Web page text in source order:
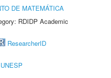
DE MATEMÁTICA
RDIDP Academic
ResearcherID